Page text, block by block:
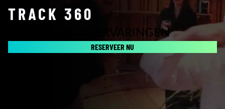
TRACK 360
MEESLEPENDE ERVARINGEN
RESERVEER NU